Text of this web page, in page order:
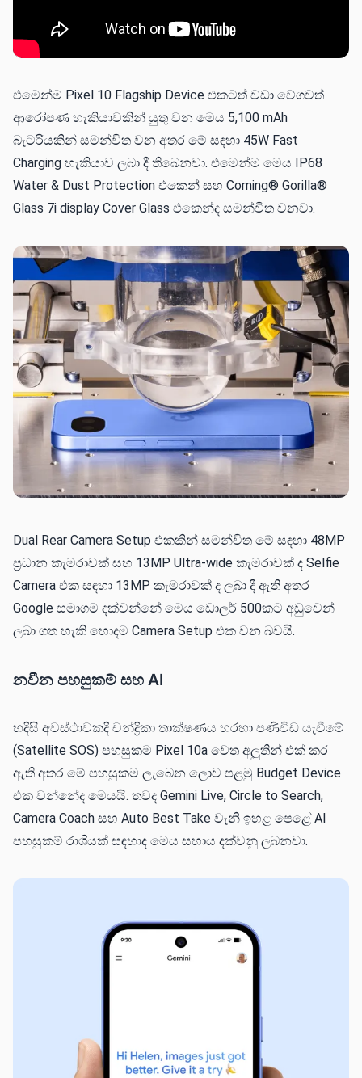
එමෙන්ම Pixel 10 Flagship Device එකටත් වඩා වේගවත්
ආරෝපණ හැකියාවකින් යුතු වන මෙය 5,100 mAh
බැටරියකින් සමන්විත වන අතර මේ සඳහා 45W Fast
Charging හැකියාව ලබා දී තිබෙනවා. එමෙන්ම මෙය IP68
Water & Dust Protection එකෙන් සහ Corning® Gorilla®
Glass 7i display Cover Glass එකෙන්ද සමන්විත වනවා.
Dual Rear Camera Setup එකකින් සමන්විත මේ සඳහා 48MP
ප්‍රධාන කැමරාවක් සහ 13MP Ultra-wide කැමරාවක් ද Selfie
Camera එක සඳහා 13MP කැමරාවක් ද ලබා දී ඇති අතර
Google සමාගම දක්වන්නේ මෙය ඩොලර් 500කට අඩුවෙන්
ලබා ගත හැකි හොදම Camera Setup එක වන බවයි.
නවීන පහසුකම් සහ AI
හදිසි අවස්ථාවකදී චන්ද්‍රිකා තාක්ෂණය හරහා පණිවිඩ යැවීමේ
(Satellite SOS) පහසුකම Pixel 10a වෙත අලුතින් එක් කර
ඇති අතර මේ පහසුකම ලැබෙන ලොව පළමු Budget Device
එක වන්නේද මෙයයි. තවද Gemini Live, Circle to Search,
Camera Coach සහ Auto Best Take වැනි ඉහළ පෙළේ AI
පහසුකම් රාශියක් සඳහාද මෙය සහාය දක්වනු ලබනවා.